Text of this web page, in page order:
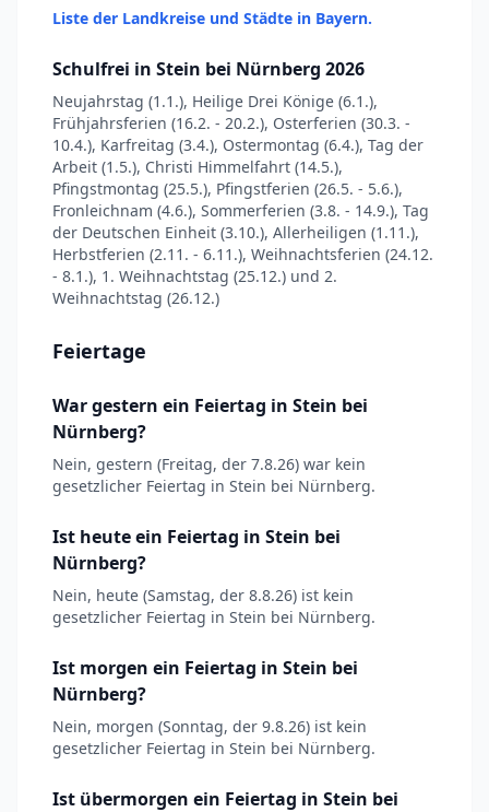
Liste der Landkreise und Städte in Bayern.
Schulfrei in Stein bei Nürnberg 2026
Neujahrstag (1.1.), Heilige Drei Könige (6.1.),
Frühjahrsferien (16.2. - 20.2.), Osterferien (30.3. -
10.4.), Karfreitag (3.4.), Ostermontag (6.4.), Tag der
Arbeit (1.5.), Christi Himmelfahrt (14.5.),
Pfingstmontag (25.5.), Pfingstferien (26.5. - 5.6.),
Fronleichnam (4.6.), Sommerferien (3.8. - 14.9.), Tag
der Deutschen Einheit (3.10.), Allerheiligen (1.11.),
Herbstferien (2.11. - 6.11.), Weihnachtsferien (24.12.
- 8.1.), 1. Weihnachtstag (25.12.) und 2.
Weihnachtstag (26.12.)
Feiertage
War gestern ein Feiertag in Stein bei
Nürnberg?
Nein, gestern (Freitag, der 7.8.26) war kein
gesetzlicher Feiertag in Stein bei Nürnberg.
Ist heute ein Feiertag in Stein bei
Nürnberg?
Nein, heute (Samstag, der 8.8.26) ist kein
gesetzlicher Feiertag in Stein bei Nürnberg.
Ist morgen ein Feiertag in Stein bei
Nürnberg?
Nein, morgen (Sonntag, der 9.8.26) ist kein
gesetzlicher Feiertag in Stein bei Nürnberg.
Ist übermorgen ein Feiertag in Stein bei